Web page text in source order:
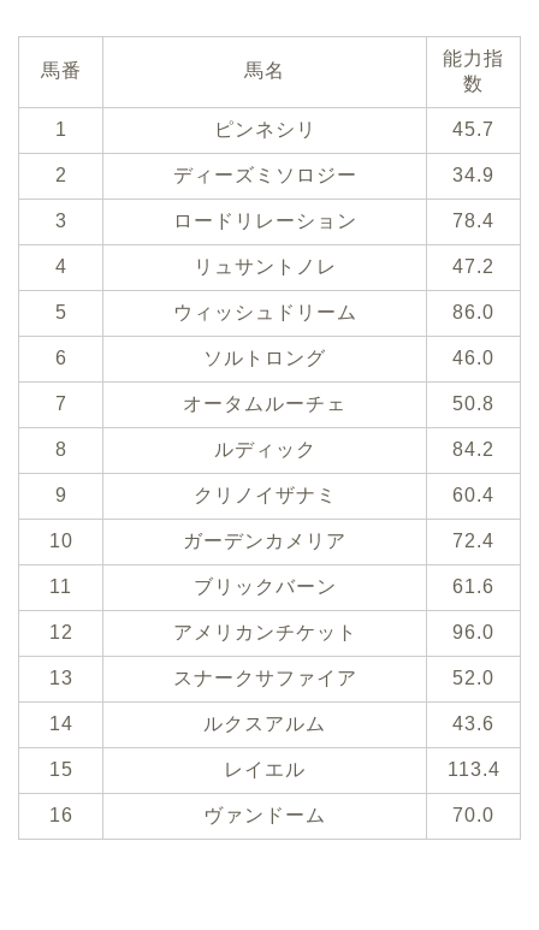
馬番 馬名
能力指
数
1 ピンネシリ 45.7
2 ディーズミソロジー 34.9
3 ロードリレーション 78.4
4 リュサントノレ 47.2
5 ウィッシュドリーム 86.0
6 ソルトロング 46.0
7 オータムルーチェ 50.8
8 ルディック 84.2
9 クリノイザナミ 60.4
10 ガーデンカメリア 72.4
11 ブリックバーン 61.6
12 アメリカンチケット 96.0
13 スナークサファイア 52.0
14 ルクスアルム 43.6
15 レイエル 113.4
16 ヴァンドーム 70.0